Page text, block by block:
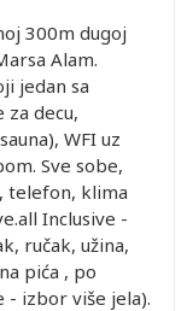
300m dugoj
Alam.
jedan sa
decu,
WFI uz
Sve sobe,
telefon, klima
Inclusive -
ručak, užina,
pića , po
- izbor više jela).